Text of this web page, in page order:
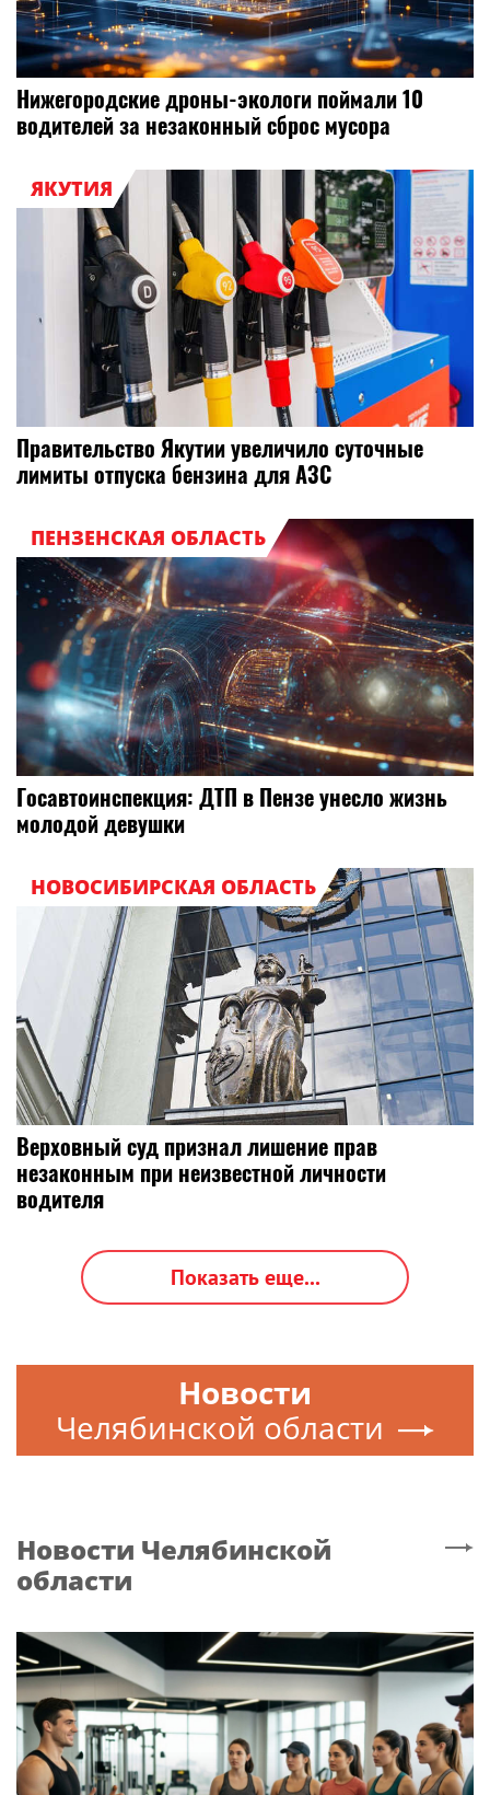
Нижегородские дроны-экологи поймали 10
водителей за незаконный сброс мусора
ЯКУТИЯ
Правительство Якутии увеличило суточные
лимиты отпуска бензина для АЗС
ПЕНЗЕНСКАЯ ОБЛАСТЬ
Госавтоинспекция: ДТП в Пензе унесло жизнь
молодой девушки
НОВОСИБИРСКАЯ ОБЛАСТЬ
Верховный суд признал лишение прав
незаконным при неизвестной личности
водителя
Показать еще...
Новости
Челябинской области
Новости Челябинской
области